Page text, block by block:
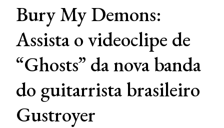
Bury My Demons:
Assista o videoclipe de
“Ghosts” da nova banda
do guitarrista brasileiro
Gustroyer